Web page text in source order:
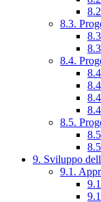
8.3.
8.4.
8.5.
9. Sviluppo
9.1.